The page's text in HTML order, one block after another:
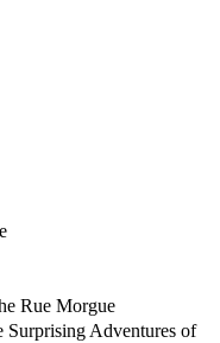
Rue Morgue
Adventures of